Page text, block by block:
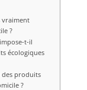
vraiment
?
t-il
écologiques
des produits
?